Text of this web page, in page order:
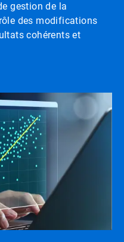
gestion de la
des modifications
cohérents et